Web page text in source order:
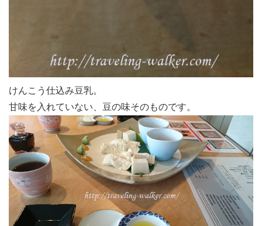
けんこう仕込み豆乳。
甘味を入れていない、豆の味そのものです。